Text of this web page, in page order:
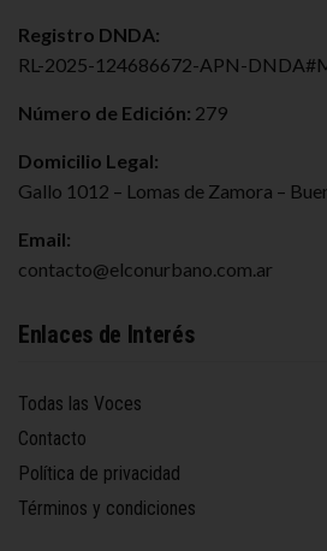
Registro DNDA:
RL-2025-124686672-APN-
Número de Edición: 279
Domicilio Legal:
Gallo 1012 – Lomas de Zamora –
Email:
contacto@elconurbano.com.ar
Enlaces de Interés
Todas las Voces
Contacto
Política de privacidad
Términos y condiciones